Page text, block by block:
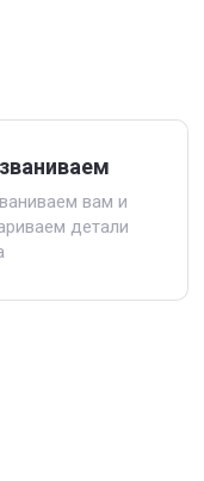
вам и
детали